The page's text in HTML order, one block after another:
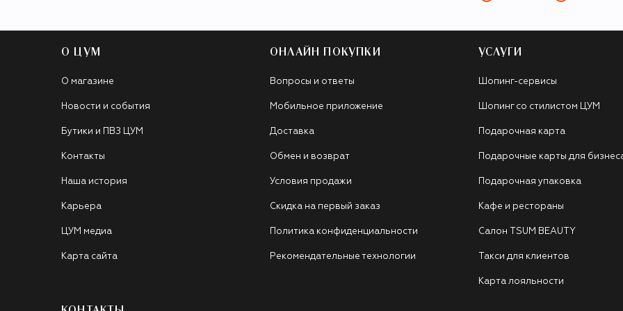
О ЦУМ
О магазине
Новости и события
Бутики и ПВЗ ЦУМ
Контакты
Наша история
Карьера
ЦУМ медиа
Карта сайта
ОНЛАЙН ПОКУПКИ
Вопросы и ответы
Мобильное приложение
Доставка
Обмен и возврат
Условия продажи
Скидка на первый заказ
Политика конфиденциальности
Рекомендательные технологии
УСЛУГИ
Шопинг-сервисы
Шопинг со стилистом ЦУМ
Подарочная карта
Подарочные карты для
Подарочная упаковка
Кафе и рестораны
Салон TSUM BEAUTY
Такси для клиентов
Карта лояльности